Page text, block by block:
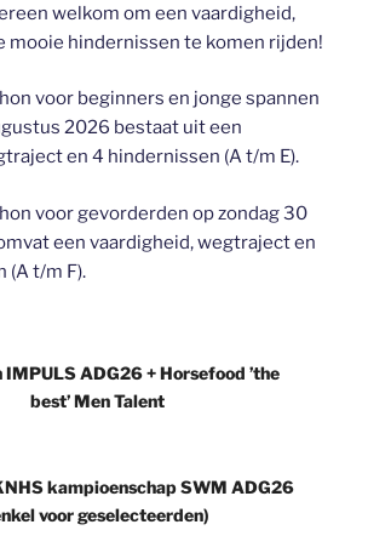
welkom om een vaardigheid,
mooie hindernissen te komen rijden!
voor beginners en jonge spannen
2026 bestaat uit een
en 4 hindernissen (A t/m E).
voor gevorderden op zondag 30
een vaardigheid, wegtraject en
(A t/m F).
ADG26 + Horsefood ’the
best’ Men Talent
kampioenschap SWM ADG26
voor geselecteerden)